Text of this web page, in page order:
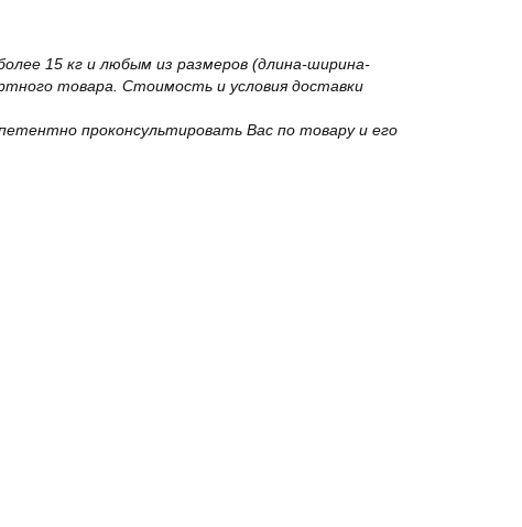
15 кг и любым из размеров (длина-ширина-
товара. Стоимость и условия доставки
проконсультировать Вас по товару и его